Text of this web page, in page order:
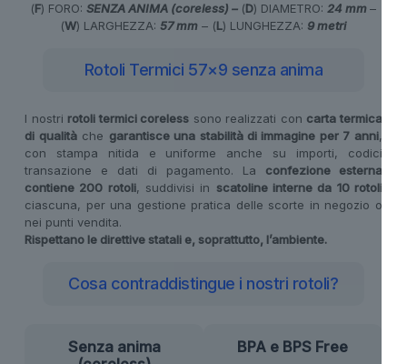
(F) FORO:SENZA ANIMA (coreless) – (D) DIAMETRO:24 mm–
(W) LARGHEZZA:57 mm – (L) LUNGHEZZA: 9 metri
Rotoli Termici 57×9 senza anima
I nostri rotoli termici coreless sono realizzati con carta termica
di qualitàche garantisce una stabilità di immagine per 7 anni,
con stampa nitida e uniforme anche su importi, codici
transazione e dati di pagamento. La confezione esterna
contiene 200 rotoli, suddivisi in scatoline interne da 10 rotoli
ciascuna, per una gestione pratica delle scorte in negozio o
nei punti vendita.
Rispettano le direttive statali e, soprattutto, l’ambiente.
Cosa contraddistingue i nostri rotoli?
Senza anima
BPA e BPS Free